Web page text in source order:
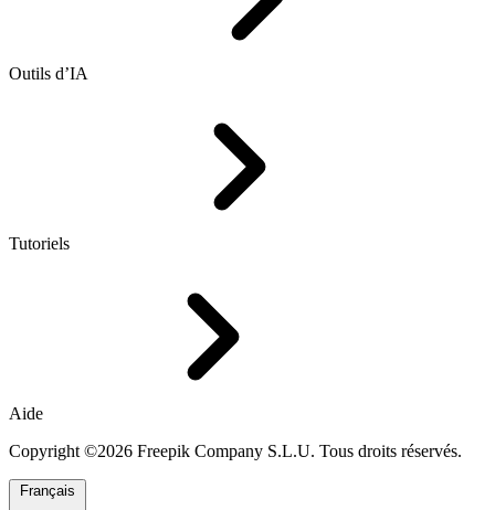
Outils d’IA
Tutoriels
Aide
Copyright ©2026 Freepik Company S.L.U. Tous droits réservés.
Français